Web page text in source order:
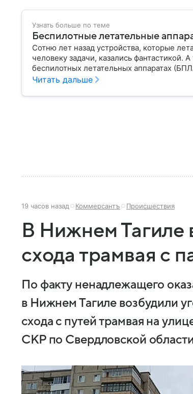
Узнать больше по теме
Беспилотные летательные
Сотню лет назад устройства, которые
человеку задачи, казались фантастикой.
беспилотных летательных аппаратах
Читать дальше
19 часов назад Коммерсантъ Происшествия
В Нижнем Тагиле
схода трамвая с
По факту ненадлежащего
в Нижнем Тагиле возбудили
схода с путей трамвая на
СКР по Свердловской